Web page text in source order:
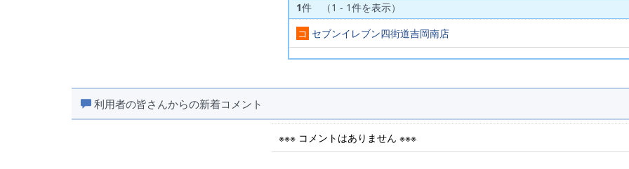
1件 （1 - 1件を表示）
コ セブンイレブン四街道吉岡南店
利用者の皆さんからの新着コメント
※※※ コメントはありません ※※※